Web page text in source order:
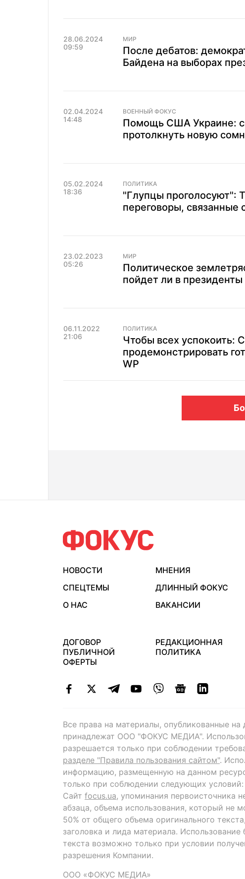
28.06.2024
09:59
МИР
После дебатов:
Байдена на выборах
02.04.2024
14:48
ВОЕННЫЙ ФОКУС
Помощь США Украине:
протолкнуть новую
05.02.2024
18:36
ПОЛИТИКА
"Глупцы проголосуют":
переговоры,
23.02.2023
05:26
МИР
Политическое
пойдет ли в
06.11.2022
21:06
ПОЛИТИКА
Чтобы всех успокоить:
продемонстрировать
WP
НОВОСТИ МНЕНИЯ
СПЕЦТЕМЫ
ДЛИННЫЙ ФОКУС
О НАС
ВАКАНСИИ
ДОГОВОР
ПУБЛИЧНОЙ
ОФЕРТЫ
РЕДАКЦИОННАЯ
ПОЛИТИКА
Все права на материалы, опубликованные на
принадлежат ООО "ФОКУС МЕДИА".
разрешается только при соблюдении
разделе "Правила пользования сайтом".
информацию, размещенную на данном
только при соблюдении следующих условий:
Сайт focus.ua, упоминания первоисточника
абзаца, объема использования, который не
50% от общего объема оригинального
заголовка и лида материала.
текста возможно только при условии
разрешения Компании.
ООО «ФОКУС МЕДИА»